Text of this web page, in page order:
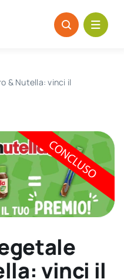
& Nutella: vinci il
vinci il